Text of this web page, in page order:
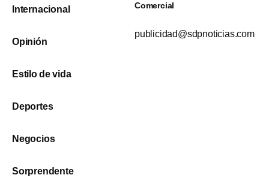
Internacional
Opinión
Estilo de vida
Deportes
Negocios
Sorprendente
Comercial
publicidad@sdpnoticias.com